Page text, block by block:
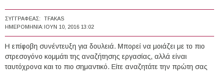
ΣΥΓΓΡΑΦΈΑΣ:
TFAKAS
ΗΜΕΡΟΜΗΝΊΑ: ΙΟΥΝ 10, 2016 13:02
Η επίφοβη συνέντευξη για δουλειά. Μπορεί να μοιάζει με το πιο
στρεσογόνο κομμάτι της αναζήτησης εργασίας, αλλά είναι
ταυτόχρονα και το πιο σημαντικό. Είτε αναζητάτε την πρώτη σας